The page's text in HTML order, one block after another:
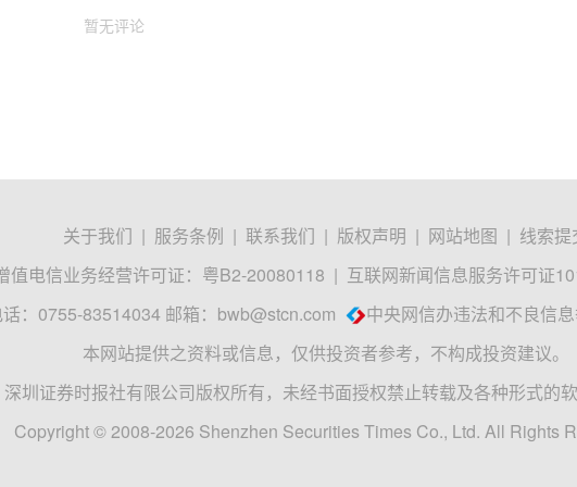
暂无评论
关于我们 | 服务条例 | 联系我们 | 版权声明 | 网站地图 | 线索提
值电信业务经营许可证：粤B2-20080118 | 互联网新闻信息服务许可证
：0755-83514034 邮箱： bwb@stcn.com 中央网信办违法和不良信
本网站提供之资料或信息，仅供投资者参考，不构成投资建议。
深圳证券时报社有限公司版权所有，未经书面授权禁止转载及各种形式的软
Copyright © 2008-2026 Shenzhen Securities Times Co., Ltd. All Rights